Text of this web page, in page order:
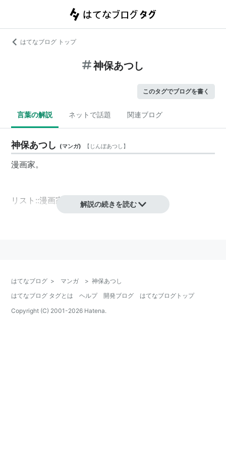
はてなブログ トップ
神保あつし
このタグでブログを書く
言葉の解説 ネットで話題 関連ブログ
神保あつし (マンガ) 【 じんぼあつし 】
漫画家。
リスト::漫画家 解説の続きを読む
はてなブログ > マンガ > 神保あつし
はてなブログ タグとは
ヘルプ 開発ブログ
はてなブログトップ
Copyright (C) 2001-2026 Hatena.